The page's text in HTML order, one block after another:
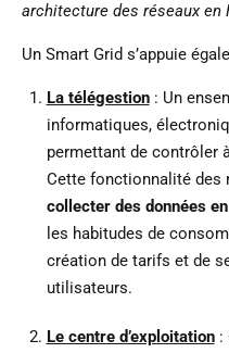
architecture des réseaux en
Un Smart Grid s’appuie
La télégestion: Un
informatiques,
permettant de contrôler
Cette fonctionnalité des
collecter des données
les habitudes de
création de tarifs et de
utilisateurs.
Le centre d’exploitation: